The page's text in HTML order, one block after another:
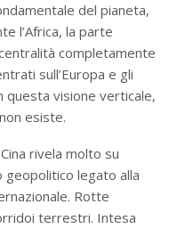
del pianeta,
l’Africa, la parte
centralità completamente
sull’Europa e gli
questa visione verticale,
esiste.
rivela molto su
geopolitico legato alla
Rotte
terrestri. Intesa